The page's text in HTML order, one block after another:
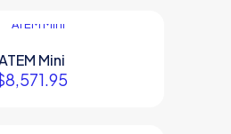
Mini
8,571.95